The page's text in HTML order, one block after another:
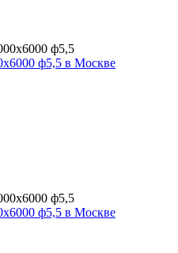
ф5,5 в Москве
ф5,5 в Москве